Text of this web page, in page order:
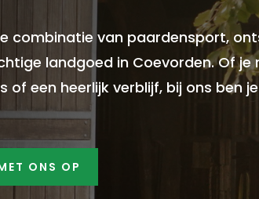
combinatie van paardensport,
landgoed in Coevorden. Of je
of een heerlijk verblijf, bij ons ben
ONS OP